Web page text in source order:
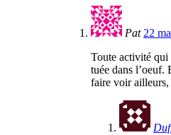
Pat 22
Toute activité qui
tuée dans l’oeuf.
faire voir ailleurs,